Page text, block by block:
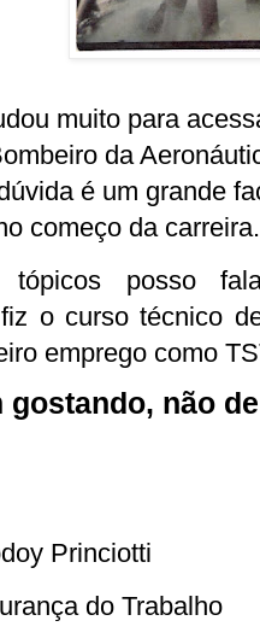
muito para
da
é um grande
começo da
tópicos posso
o curso técnico
emprego como
gostando, não
Princiotti
do Trabalho